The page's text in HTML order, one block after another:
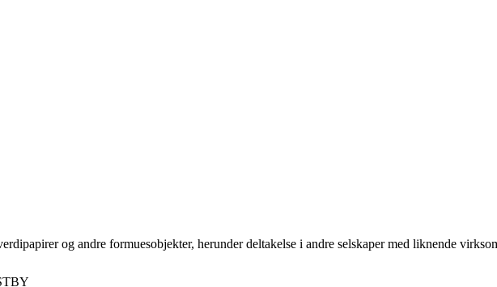
og andre formuesobjekter, herunder deltakelse i andre selskaper med liknende